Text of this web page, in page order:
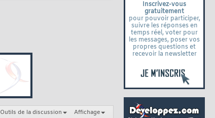
Inscrivez-vous
gratuitement
pour pouvoir participer,
suivre les réponses en
temps réel, voter pour
les messages, poser vos
propres questions et
recevoir la newsletter
Outils de la discussion Affichage